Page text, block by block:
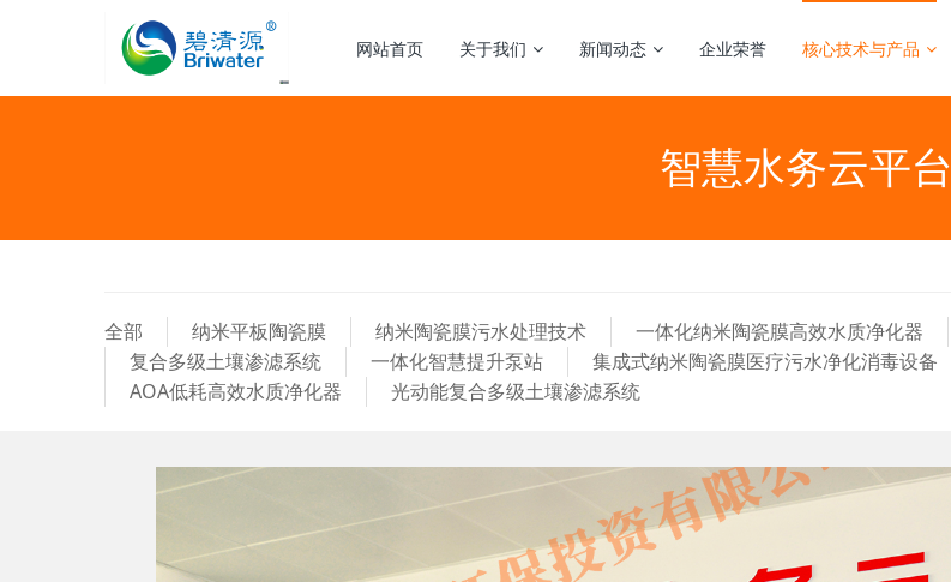
网站首页 关于我们 新闻动态 企业荣誉 核心技术与产品
智慧水务云平台
全部 纳米平板陶瓷膜 纳米陶瓷膜污水处理技术 一体化纳米陶瓷膜高效水质净化器
复合多级土壤渗滤系统
一体化智慧提升泵站 集成式纳米陶瓷膜医疗污水净化消毒设备
AOA低耗高效水质净化器
光动能复合多级土壤渗滤系统